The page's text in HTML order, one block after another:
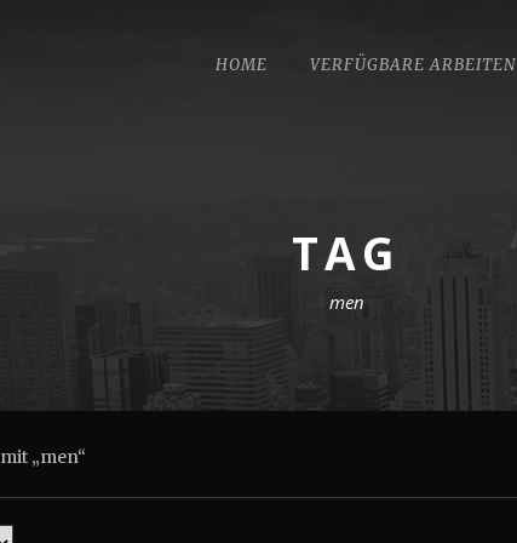
HOME VERFÜGBARE ARBEITEN
TAG
men
„men“